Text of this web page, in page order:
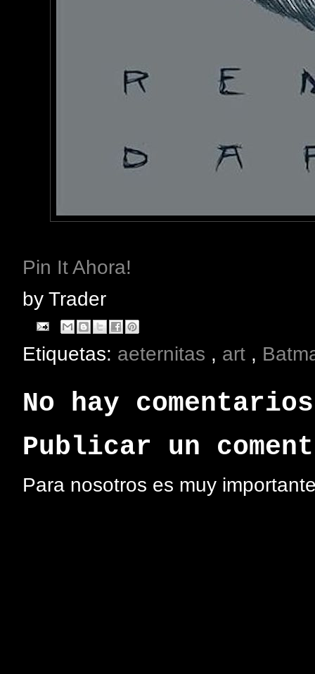
Pin It Ahora!
by Trader
Etiquetas: aeternitas , art ,
No hay
Publicar un
Para nosotros es muy